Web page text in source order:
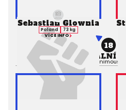
Sebastian Glownia
Poland
73 kg
VÍCE INFO
18
PROFESIONÁLNÍ
Výsledek:Decision (Unanimous),